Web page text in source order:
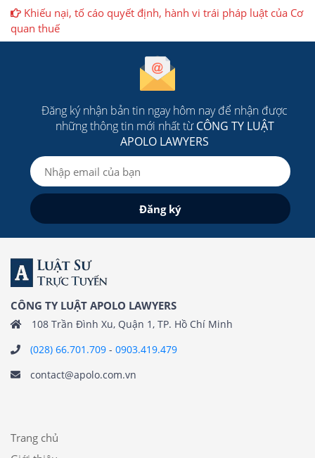
Khiếu nại, tố cáo quyết định, hành vi trái pháp luật của Cơ
quan thuế
Đăng ký nhận bản tin ngay hôm nay để nhận được
những thông tin mới nhất từCÔNG TY LUẬT
APOLO LAWYERS
CÔNG TY LUẬT APOLO LAWYERS
108 Trần Đình Xu, Quận 1, TP. Hồ Chí Minh
(028) 66.701.709 - 0903.419.479
contact@apolo.com.vn
Trang chủ